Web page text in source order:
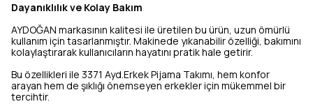
Dayanıklılık ve Kolay Bakım
AYDOĞAN markasının kalitesi ile üretilen bu ürün, uzun ömürlü
kullanım için tasarlanmıştır. Makinede yıkanabilir özelliği, bakımını
kolaylaştırarak kullanıcıların hayatını pratik hale getirir.
Bu özellikleri ile 3371 Ayd.Erkek Pijama Takımı, hem konfor
arayan hem de şıklığı önemseyen erkekler için mükemmel bir
tercihtir.